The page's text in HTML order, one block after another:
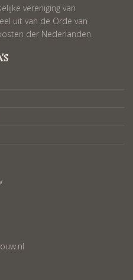
vereniging van
uit van de Orde van
der Nederlanden.